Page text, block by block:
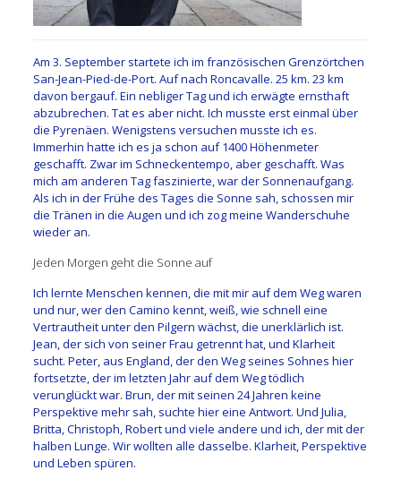
Am 3. September startete ich im französischen Grenzörtchen
San-Jean-Pied-de-Port. Auf nach Roncavalle. 25 km. 23 km
davon bergauf. Ein nebliger Tag und ich erwägte ernsthaft
abzubrechen. Tat es aber nicht. Ich musste erst einmal über
die Pyrenäen. Wenigstens versuchen musste ich es.
Immerhin hatte ich es ja schon auf 1400 Höhenmeter
geschafft. Zwar im Schneckentempo, aber geschafft. Was
mich am anderen Tag faszinierte, war der Sonnenaufgang.
Als ich in der Frühe des Tages die Sonne sah, schossen mir
die Tränen in die Augen und ich zog meine Wanderschuhe
wieder an.
Jeden Morgen geht die Sonne auf
Ich lernte Menschen kennen, die mit mir auf dem Weg waren
und nur, wer den Camino kennt, weiß, wie schnell eine
Vertrautheit unter den Pilgern wächst, die unerklärlich ist.
Jean, der sich von seiner Frau getrennt hat, und Klarheit
sucht. Peter, aus England, der den Weg seines Sohnes hier
fortsetzte, der im letzten Jahr auf dem Weg tödlich
verunglückt war. Brun, der mit seinen 24 Jahren keine
Perspektive mehr sah, suchte hier eine Antwort. Und Julia,
Britta, Christoph, Robert und viele andere und ich, der mit der
halben Lunge. Wir wollten alle dasselbe. Klarheit, Perspektive
und Leben spüren.